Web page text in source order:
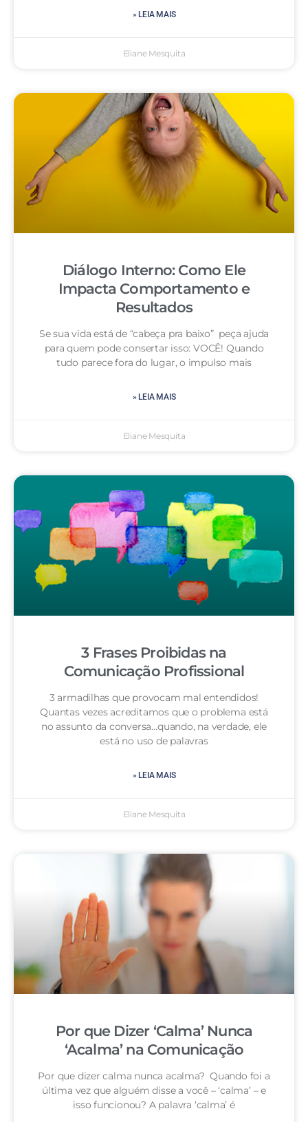
» LEIA MAIS
Eliane Mesquita
Diálogo Interno: Como Ele
Impacta Comportamento e
Resultados
Se sua vida está de “cabeça pra baixo” peça ajuda
para quem pode consertar isso: VOCÊ! Quando
tudo parece fora do lugar, o impulso mais
» LEIA MAIS
Eliane Mesquita
3 Frases Proibidas na
Comunicação Profissional
3 armadilhas que provocam mal entendidos!
Quantas vezes acreditamos que o problema está
no assunto da conversa…quando, na verdade, ele
está no uso de palavras
» LEIA MAIS
Eliane Mesquita
Por que Dizer ‘Calma’ Nunca
‘Acalma’ na Comunicação
Por que dizer calma nunca acalma? Quando foi a
última vez que alguém disse a você – ‘calma’ – e
isso funcionou? A palavra ‘calma’ é